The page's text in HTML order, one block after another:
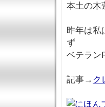
本土の木
昨年は私
ず
ベテラン
記事→ ク